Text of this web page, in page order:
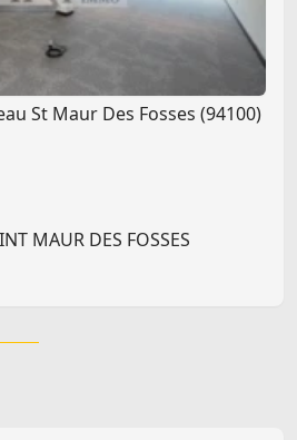
St Maur Des Fosses (94100)
MAUR DES FOSSES